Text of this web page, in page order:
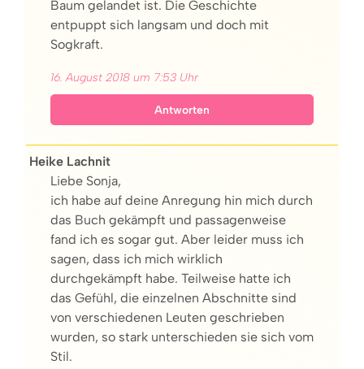
Baum gelandet ist. Die Geschichte
entpuppt sich langsam und doch mit
Sogkraft.
16. August 2018 um 7:53 Uhr
Antworten
Heike Lachnit
Liebe Sonja,
ich habe auf deine Anregung hin mich durch
das Buch gekämpft und passagenweise
fand ich es sogar gut. Aber leider muss ich
sagen, dass ich mich wirklich
durchgekämpft habe. Teilweise hatte ich
das Gefühl, die einzelnen Abschnitte sind
von verschiedenen Leuten geschrieben
wurden, so stark unterschieden sie sich vom
Stil.